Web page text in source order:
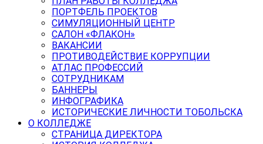
ПОРТФЕЛЬ ПРОЕКТОВ
СИМУЛЯЦИОННЫЙ ЦЕНТР
САЛОН «ФЛАКОН»
ВАКАНСИИ
ПРОТИВОДЕЙСТВИЕ КОРРУПЦИИ
АТЛАС ПРОФЕССИЙ
СОТРУДНИКАМ
БАННЕРЫ
ИНФОГРАФИКА
ИСТОРИЧЕСКИЕ ЛИЧНОСТИ ТОБОЛЬСКА
О КОЛЛЕДЖЕ
СТРАНИЦА ДИРЕКТОРА